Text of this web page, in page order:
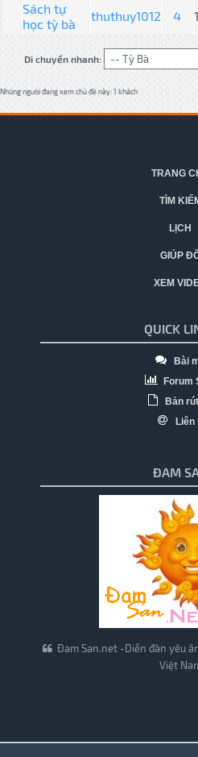
Sách tự
học tỳ bà
thuthuy1012 4
Di chuyển nhanh:
Những người đang xem chủ đề này: 1 khách
TRANG
TÌM
LỊCH
GIÚP
XEM
QUICK
Bài
Forum
Bản
Liên
ĐAM
Đam San.net -Diễn đàn yêu
Việt